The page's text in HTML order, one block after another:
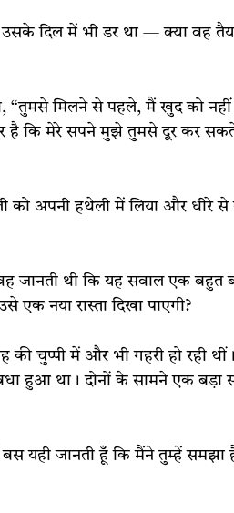
उसके दिल में भी डर था — क्या वह
मिलने से पहले, मैं खुद को
है कि मेरे सपने मुझे तुमसे दूर कर सकते
को अपनी हथेली में लिया और धीरे
जानती थी कि यह सवाल एक बहुत
एक नया रास्ता दिखा पाएगी?
की चुप्पी में और भी गहरी हो रही
हुआ था। दोनों के सामने एक
मैं बस यही जानती हूँ कि मैंने तुम्हें